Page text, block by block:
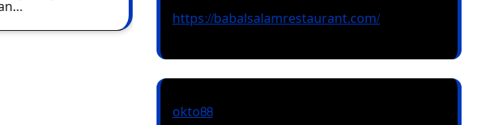
https://babalsalamrestaurant.com/
okto88